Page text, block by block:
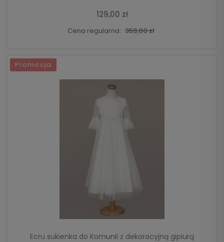
129,00 zł
Cena regularna: 359,00 zł
Ecru sukienka do Komunii z dekoracyjną gipiurą
Promocja